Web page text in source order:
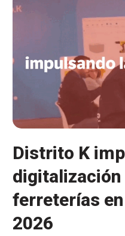
Distrito K
digitalización
ferreterías en
2026